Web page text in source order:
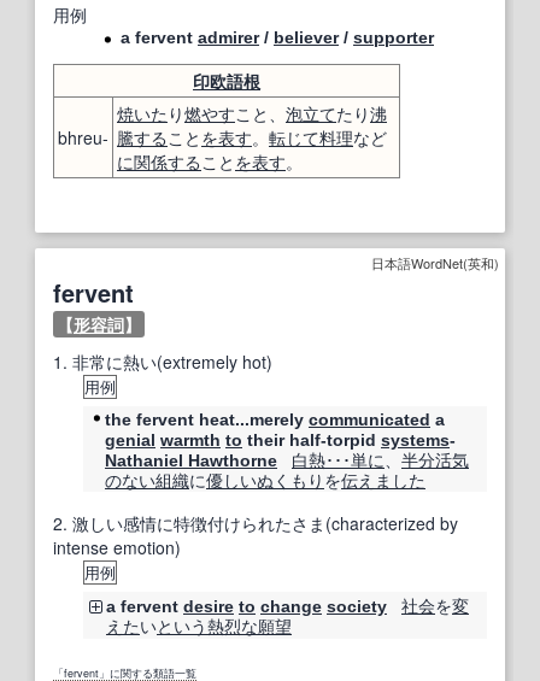
用例
a fervent admirer/ believer/ supporter
印欧語根
bhreu-
焼いた り燃やすこと、 泡立てたり沸
騰すること を表す。 転じて料理など
に関係すること を表す。
日本語WordNet(英和)
fervent
【形容詞】
1. 非常に熱い(extremely hot)
用例
the fervent heat...merely communicated a
genial warmth to their half-torpid systems-
Nathaniel Hawthorne
白熱･･･単に、 半分活気
のない組織に優しいぬくもり を伝え ました
2. 激しい感情に特徴付けられたさま(characterized by
intense emotion)
用例
a fervent desire to change society 社会を変
えたいという熱烈な願望
「fervent」に関する類語一覧